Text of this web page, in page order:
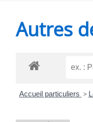
Autres
Accueil particuliers >